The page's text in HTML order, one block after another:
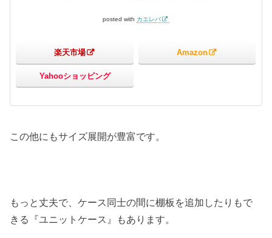
posted with カエレバ
楽天市場 Amazon
Yahooショッピング
この他にもサイズ展開が豊富です。
もっと丈夫で、ケース同士の間に棚板を追加したりもで
きる『ユニットケース』もあります。